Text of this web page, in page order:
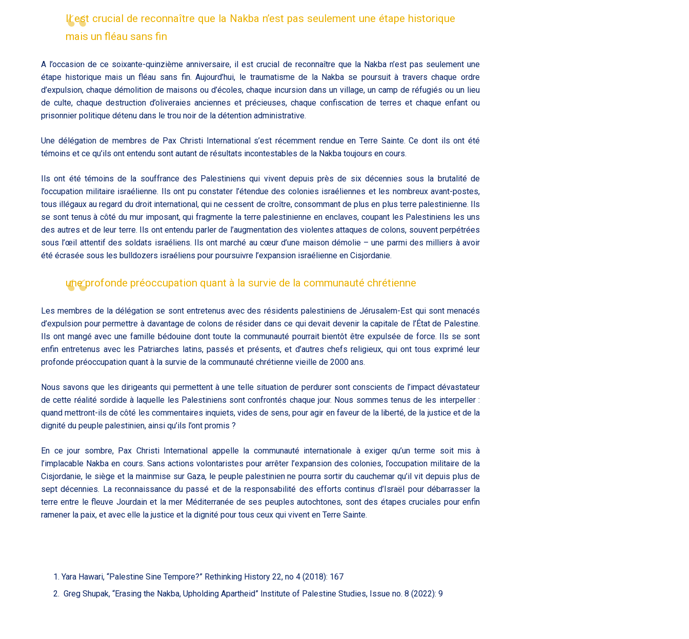
Il est crucial de reconnaître que la Nakba n’est pas seulement une étape historique
mais un fléau sans fin
A l’occasion de ce soixante-quinzième anniversaire, il est crucial de reconnaître que la Nakba n’est pas seulement une
étape historique mais un fléau sans fin. Aujourd’hui, le traumatisme de la Nakba se poursuit à travers chaque ordre
d’expulsion, chaque démolition de maisons ou d’écoles, chaque incursion dans un village, un camp de réfugiés ou un lieu
de culte, chaque destruction d’oliveraies anciennes et précieuses, chaque confiscation de terres et chaque enfant ou
prisonnier politique détenu dans le trou noir de la détention administrative.
Une délégation de membres de Pax Christi International s’est récemment rendue en Terre Sainte. Ce dont ils ont été
témoins et ce qu’ils ont entendu sont autant de résultats incontestables de la Nakba toujours en cours.
Ils ont été témoins de la souffrance des Palestiniens qui vivent depuis près de six décennies sous la brutalité de
l’occupation militaire israélienne. Ils ont pu constater l’étendue des colonies israéliennes et les nombreux avant-postes,
tous illégaux au regard du droit international, qui ne cessent de croître, consommant de plus en plus terre palestinienne. Ils
se sont tenus à côté du mur imposant, qui fragmente la terre palestinienne en enclaves, coupant les Palestiniens les uns
des autres et de leur terre. Ils ont entendu parler de l’augmentation des violentes attaques de colons, souvent perpétrées
sous l’œil attentif des soldats israéliens. Ils ont marché au cœur d’une maison démolie – une parmi des milliers à avoir
été écrasée sous les bulldozers israéliens pour poursuivre l’expansion israélienne en Cisjordanie.
une profonde préoccupation quant à la survie de la communauté chrétienne
Les membres de la délégation se sont entretenus avec des résidents palestiniens de Jérusalem-Est qui sont menacés
d’expulsion pour permettre à davantage de colons de résider dans ce qui devait devenir la capitale de l’État de Palestine.
Ils ont mangé avec une famille bédouine dont toute la communauté pourrait bientôt être expulsée de force. Ils se sont
enfin entretenus avec les Patriarches latins, passés et présents, et d’autres chefs religieux, qui ont tous exprimé leur
profonde préoccupation quant à la survie de la communauté chrétienne vieille de 2000 ans.
Nous savons que les dirigeants qui permettent à une telle situation de perdurer sont conscients de l’impact dévastateur
de cette réalité sordide à laquelle les Palestiniens sont confrontés chaque jour. Nous sommes tenus de les interpeller :
quand mettront-ils de côté les commentaires inquiets, vides de sens, pour agir en faveur de la liberté, de la justice et de la
dignité du peuple palestinien, ainsi qu’ils l’ont promis ?
En ce jour sombre, Pax Christi International appelle la communauté internationale à exiger qu’un terme soit mis à
l’implacable Nakba en cours. Sans actions volontaristes pour arrêter l’expansion des colonies, l’occupation militaire de la
Cisjordanie, le siège et la mainmise sur Gaza, le peuple palestinien ne pourra sortir du cauchemar qu’il vit depuis plus de
sept décennies. La reconnaissance du passé et de la responsabilité des efforts continus d’Israël pour débarrasser la
terre entre le fleuve Jourdain et la mer Méditerranée de ses peuples autochtones, sont des étapes cruciales pour enfin
ramener la paix, et avec elle la justice et la dignité pour tous ceux qui vivent en Terre Sainte.
Yara Hawari, “Palestine Sine Tempore?” Rethinking History 22, no 4 (2018): 167
Greg Shupak, “Erasing the Nakba, Upholding Apartheid” Institute of Palestine Studies, Issue no. 8 (2022): 9